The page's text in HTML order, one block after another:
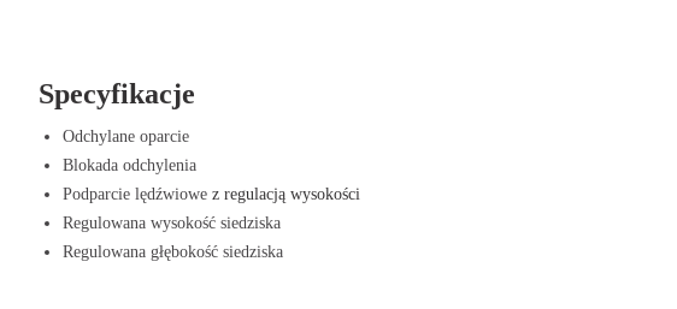
Zalety krzesła Steelcase Think
Inteligentne wsparcie automatycznie dopasowujące się do postawy.
Wygodna i intuicyjna konstrukcja, odpowiednia dla każdego stylu pracy.
Trwała budowa z ekologicznych materiałów.
Nowoczesny, elegancki design pasujący do każdego biura.
Zapewnia długotrwały komfort i maksymalną produktywność.
Specyfikacje
Odchylane oparcie
Blokada odchylenia
Podparcie lędźwiowe z regulacją wysokości
Regulowana wysokość siedziska
Regulowana głębokość siedziska